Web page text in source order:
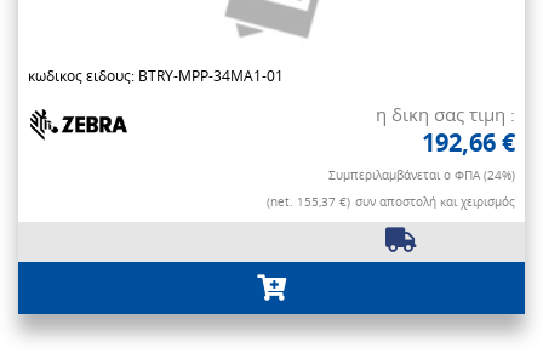
κωδικος ειδους: BTRY-MPP-34MA1-01
η δικη σας τιμη :
192,66 €
Συμπεριλαμβάνεται ο ΦΠΑ (24%)
(net. 155,37 €) συν αποστολή και χειρισμός